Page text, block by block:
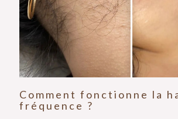
Comment fonctionne la
fréquence ?